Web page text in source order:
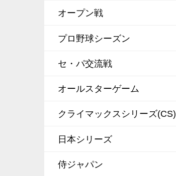
オープン戦
プロ野球シーズン
セ・パ交流戦
オールスターゲーム
クライマックスシリーズ(CS)
日本シリーズ
侍ジャパン